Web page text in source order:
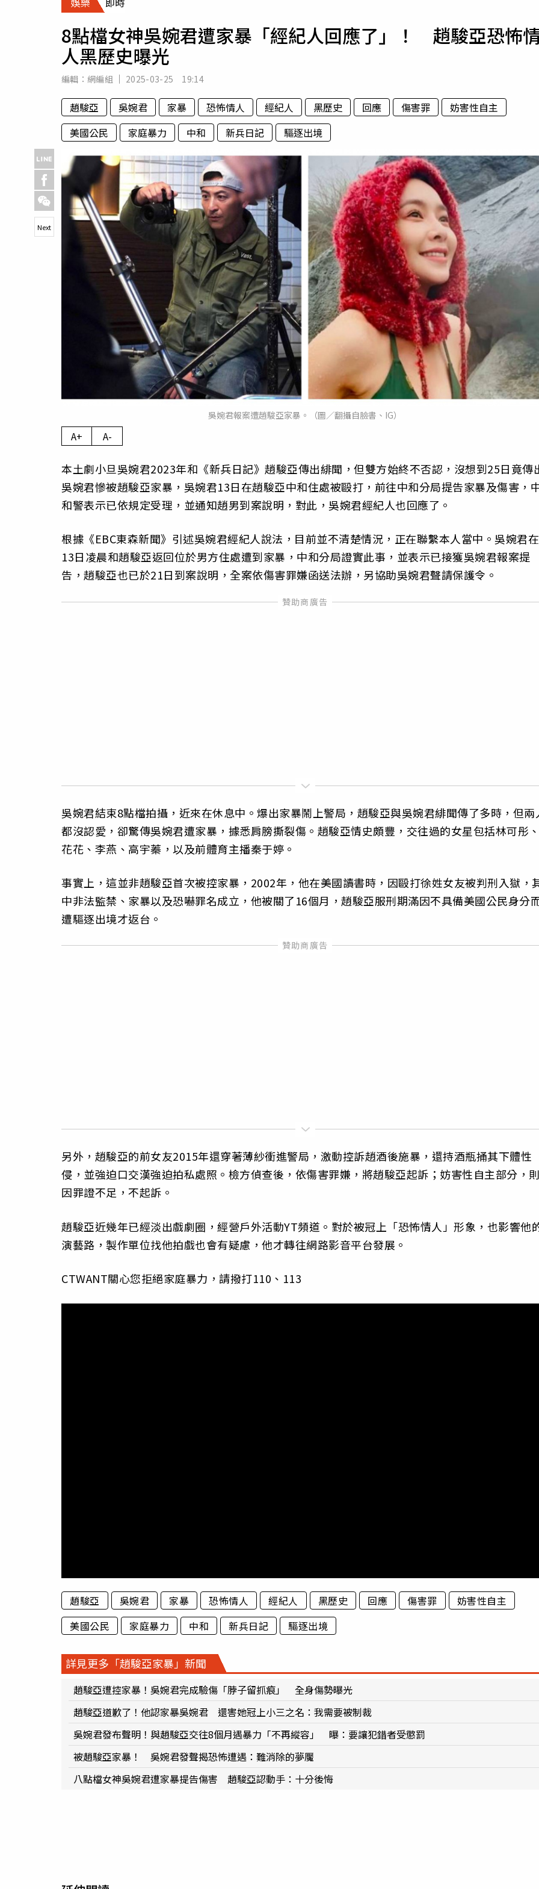
專欄
運勢
8點檔女神吳婉君遭家暴「經紀人回應了」！ 趙駿亞恐怖
人黑歷史曝光
編輯： 網編組 2025-03-25 19:14
趙駿亞 吳婉君 家暴 恐怖情人 經紀人 黑歷史 回應 傷害罪
妨害性自主
美國公民
家庭暴力 中和 新兵日記 驅逐出境
吳婉君報案遭趙駿亞家暴。（圖／翻攝自臉書、IG）
Next
A+ A-
本土劇小旦吳婉君2023年和《新兵日記》趙駿亞傳出緋聞，但雙方始終不否認，沒想到25日竟傳
吳婉君慘被趙駿亞家暴，吳婉君13日在趙駿亞中和住處被毆打，前往中和分局提告家暴及傷害，
和警表示已依規定受理，並通知趙男到案說明，對此，吳婉君經紀人也回應了。
根據《EBC東森新聞》引述吳婉君經紀人說法，目前並不清楚情況，正在聯繫本人當中。吳婉君在
13日凌晨和趙駿亞返回位於男方住處遭到家暴，中和分局證實此事，並表示已接獲吳婉君報案提
告，趙駿亞也已於21日到案說明，全案依傷害罪嫌函送法辦，另協助吳婉君聲請保護令。
吳婉君結束8點檔拍攝，近來在休息中。爆出家暴鬧上警局，趙駿亞與吳婉君緋聞傳了多時，但兩
都沒認愛，卻驚傳吳婉君遭家暴，據悉肩膀撕裂傷。趙駿亞情史頗豐，交往過的女星包括林可彤
花花、李燕、高宇蓁，以及前體育主播秦于婷。
事實上，這並非趙駿亞首次被控家暴，2002年，他在美國讀書時，因毆打徐姓女友被判刑入獄，
中非法監禁、家暴以及恐嚇罪名成立，他被關了16個月，趙駿亞服刑期滿因不具備美國公民身分
遭驅逐出境才返台。
另外，趙駿亞的前女友2015年還穿著薄紗衝進警局，激動控訴趙酒後施暴，還持酒瓶捅其下體性
侵，並強迫口交漢強迫拍私處照。檢方偵查後，依傷害罪嫌，將趙駿亞起訴；妨害性自主部分，
因罪證不足，不起訴。
趙駿亞近幾年已經淡出戲劇圈，經營戶外活動YT頻道。對於被冠上「恐怖情人」形象，也影響他
演藝路，製作單位找他拍戲也會有疑慮，他才轉往網路影音平台發展。
CTWANT關心您拒絕家庭暴力，請撥打110、113
趙駿亞 吳婉君 家暴 恐怖情人 經紀人 黑歷史 回應 傷害罪
妨害性自主
美國公民
家庭暴力 中和 新兵日記 驅逐出境
詳見更多「趙駿亞家暴」新聞
趙駿亞遭控家暴！吳婉君完成驗傷「脖子留抓痕」 全身傷勢曝光
趙駿亞道歉了！他認家暴吳婉君 還害她冠上小三之名：我需要被制裁
吳婉君發布聲明！與趙駿亞交往8個月遇暴力「不再縱容」 曝：要讓犯錯者受懲罰
被趙駿亞家暴！ 吳婉君發聲揭恐怖遭遇：難消除的夢魘
八點檔女神吳婉君遭家暴提告傷害 趙駿亞認動手：十分後悔